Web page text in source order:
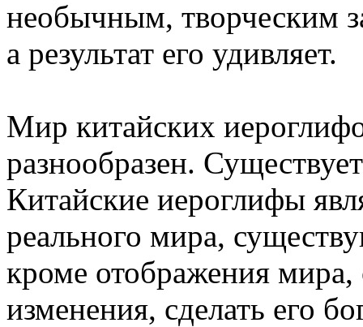
необычным, творческим
а результат его удивляет.
Мир китайских
разнообразен.
Китайские иероглифы
реального мира,
кроме отображения мира,
изменения, сделать его